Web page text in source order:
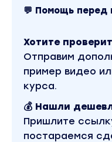
создание файла
обложка для
перевод в
иллюстрации
опубликование
💬 Помощь перед
Хотите
Отправим
пример видео
курса.
💰 Нашли
Пришлите
постараемся